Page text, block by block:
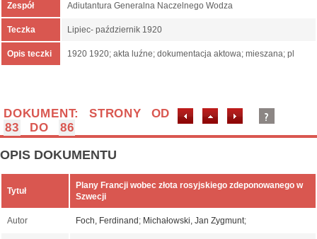
Zespół Adiutantura Generalna Naczelnego Wodza
Teczka Lipiec- październik 1920
Opis teczki 1920 1920; akta luźne; dokumentacja aktowa; mieszana; pl
DOKUMENT: STRONY OD
83
DO 86
OPIS DOKUMENTU
Tytuł
Plany Francji wobec złota rosyjskiego zdeponowanego w
Szwecji
Autor Foch, Ferdinand ; Michałowski, Jan Zygmunt;